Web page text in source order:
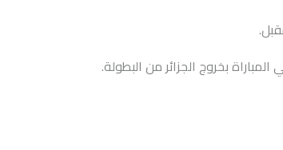
بخروج الجزائر من البطولة.